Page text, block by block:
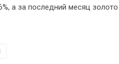
а за последний месяц